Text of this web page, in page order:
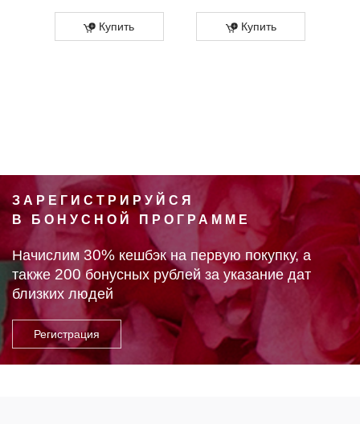
Купить Купить
ЗАРЕГИСТРИРУЙСЯ
В БОНУСНОЙ ПРОГРАММЕ
Начислим 30% кешбэк на первую покупку, а
также 200 бонусных рублей за указание дат
близких людей